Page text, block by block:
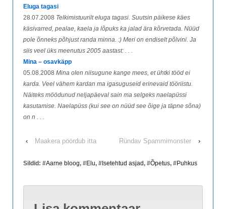
Eluga tagasi
28.07.2008 Telkimistuurilt eluga tagasi. Suutsin päikese käes
käsivarred, pealae, kaela ja lõpuks ka jalad ära kõrvetada. Nüüd
pole õnneks põhjust randa minna. :) Meri on endiselt põlvini. Ja
siis veel üks meenutus 2005 aastast: . . .
Mina – osavkäpp
05.08.2008 Mina olen niisugune kange mees, et ühtki tööd ei
karda. Veel vähem kardan ma igasuguseid erinevaid tööriistu.
Näiteks möödunud neljapäeval sain ma selgeks naelapüssi
kasutamise. Naelapüss (kui see on nüüd see õige ja täpne sõna)
on n . . .
‹ Maakera pöördub itta Ründav Spammimonster ›
Sildid: #Aarne bloog, #Elu, #Isetehtud asjad, #Õpetus, #Puhkus